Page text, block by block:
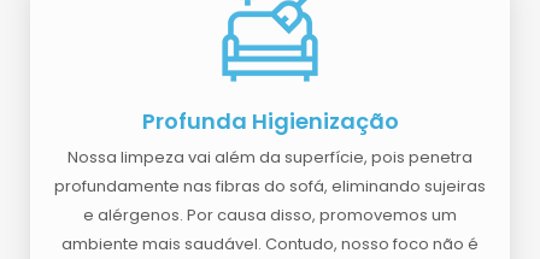
Profunda Higienização
Nossa limpeza vai além da superfície, pois penetra
profundamente nas fibras do sofá, eliminando sujeiras
e alérgenos. Por causa disso, promovemos um
ambiente mais saudável. Contudo, nosso foco não é